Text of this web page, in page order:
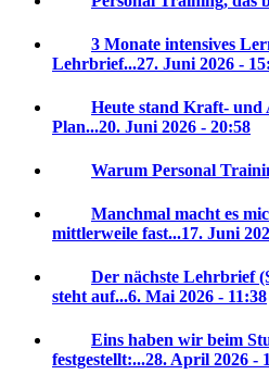
3 Monate intensives
Lehrbrief...27. Juni 2026 -
Heute stand Kraft-
Plan...20. Juni 2026 - 20:58
Warum Personal
Manchmal macht es
mittlerweile fast...17. Juni
Der nächste Lehrbrief
steht auf...6. Mai 2026 - 11:38
Eins haben wir beim
festgestellt:...28. April 2026 -